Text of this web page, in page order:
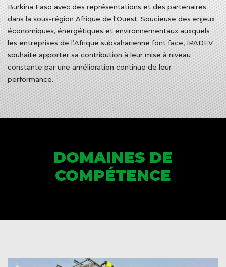
Burkina Faso avec des représentations et des partenaires
dans la sous-région Afrique de l'Ouest. Soucieuse des enjeux
économiques, énergétiques et environnementaux auxquels
les entreprises de l’Afrique subsaharienne font face, IPADEV
souhaite apporter sa contribution à leur mise à niveau
constante par une amélioration continue de leur
performance.
DOMAINES DE
COMPÉTENCE